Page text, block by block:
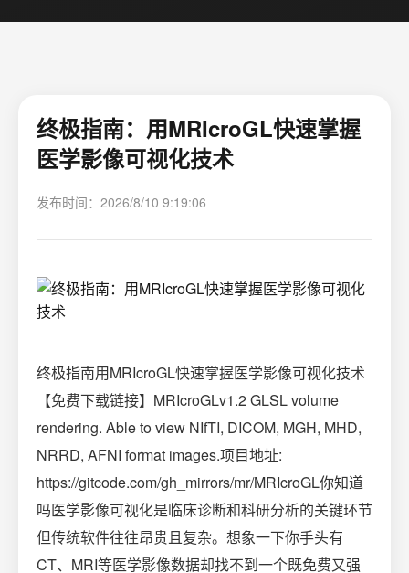
终极指南：用MRIcroGL快速掌握
医学影像可视化技术
发布时间：2026/8/10 9:19:06
终极指南用MRIcroGL快速掌握医学影像可视化技术
【免费下载链接】MRIcroGLv1.2 GLSL volume
rendering. Able to view NIfTI, DICOM, MGH, MHD,
NRRD, AFNI format images.项目地址:
https://gitcode.com/gh_mirrors/mr/MRIcroGL你知道
吗医学影像可视化是临床诊断和科研分析的关键环节
但传统软件往往昂贵且复杂。想象一下你手头有
CT、MRI等医学影像数据却找不到一个既免费又强